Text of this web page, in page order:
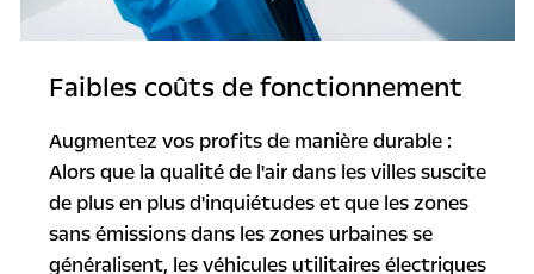
Faibles coûts de fonctionnement
Augmentez vos profits de manière durable :
Alors que la qualité de l'air dans les villes suscite
de plus en plus d'inquiétudes et que les zones
sans émissions dans les zones urbaines se
généralisent, les véhicules utilitaires électriques